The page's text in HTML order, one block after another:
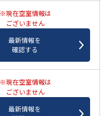
※現在空室情報は
ございません
最新情報を
確認する
※現在空室情報は
ございません
最新情報を